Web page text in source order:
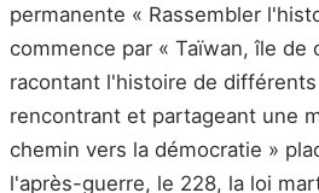
permanente « Rassembler
commence par « Taïwan, île de
racontant l'histoire de
rencontrant et partageant une
chemin vers la démocratie »
l'après-guerre, le 228, la loi